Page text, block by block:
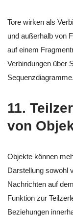
Tore wirken als
und außerhalb von
auf einem
Verbindungen über
Sequenzdiagramme.
11.
von
Objekte können
Darstellung sowohl
Nachrichten auf
Funktion zur
Beziehungen